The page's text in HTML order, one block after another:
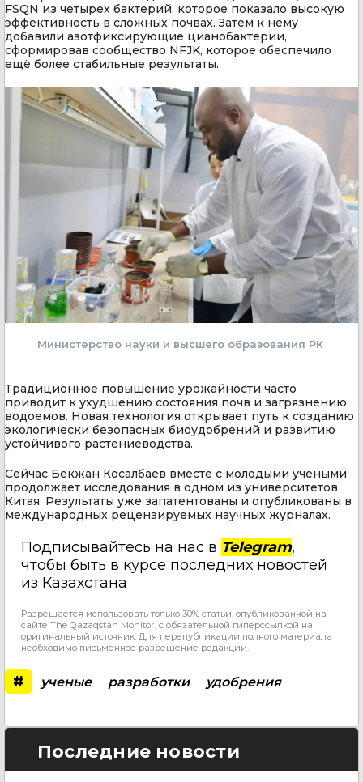
FSQN из четырех бактерий, которое показало высокую
эффективность в сложных почвах. Затем к нему
добавили азотфиксирующие цианобактерии,
сформировав сообщество NFJK, которое обеспечило
ещё более стабильные результаты.
Министерство науки и высшего образования РК
Традиционное повышение урожайности часто
приводит к ухудшению состояния почв и загрязнению
водоемов. Новая технология открывает путь к созданию
экологически безопасных биоудобрений и развитию
устойчивого растениеводства.
Сейчас Бекжан Косалбаев вместе с молодыми учеными
продолжает исследования в одном из университетов
Китая. Результаты уже запатентованы и опубликованы в
международных рецензируемых научных журналах.
Подписывайтесь на нас в Telegram,
чтобы быть в курсе последних новостей
из Казахстана
Разрешается использовать только 30% статьи, опубликованной на
сайте The Qazaqstan Monitor, с обязательной гиперссылкой на
оригинальный источник. Для перепубликации полного материала
необходимо письменное разрешение редакции.
# ученые разработки удобрения
Последние новости